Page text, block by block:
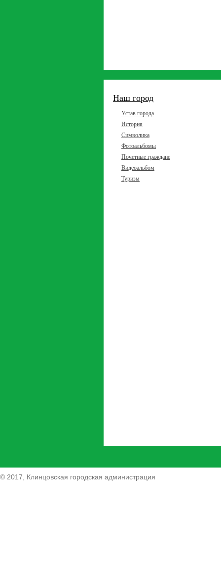
Наш город
Устав города
История
Символика
Фотоальбомы
Почетные граждане
Видеоальбом
Туризм
© 2017, Клинцовская городская администрация